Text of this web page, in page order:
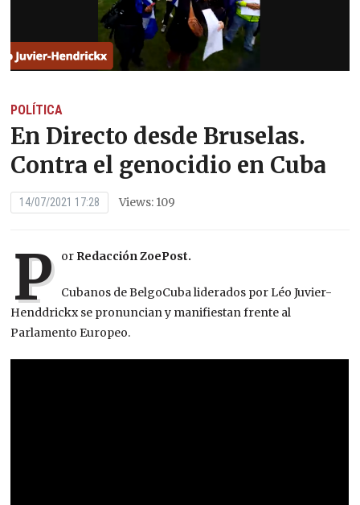
POLÍTICA
En Directo desde Bruselas.
Contra el genocidio en Cuba
14/07/2021 17:28 Views: 109
P or Redacción ZoePost.
Cubanos de BelgoCuba liderados por Léo Juvier-
Henddrickx se pronuncian y manifiestan frente al
Parlamento Europeo.